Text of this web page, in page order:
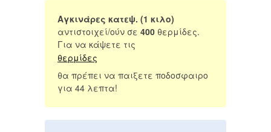
Αγκινάρες κατεψ. (1 κιλο)
αντιστοιχεί/ούν σε 400 θερμίδες.
Για να κάψετε τις
θερμίδες
θα πρέπει να παιξετε ποδοσφαιρο
για 44 λεπτα!